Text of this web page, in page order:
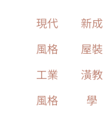
現代
風格
工業
風格
新成
屋裝
潢教
學